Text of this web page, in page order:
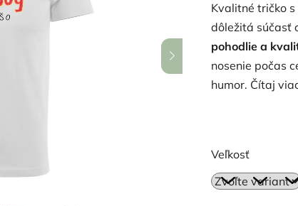
je
5,0
z
5
hviezdičiek.
Kvalitné tričko
dôležitá súčasť
pohodlie a
nosenie počas
humor. Čítaj
Veľkosť